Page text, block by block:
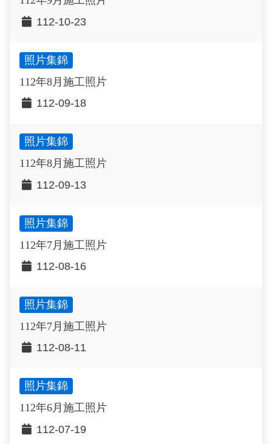
112-10-23
照片集錦
112年8月施工照片
112-09-18
照片集錦
112年8月施工照片
112-09-13
照片集錦
112年7月施工照片
112-08-16
照片集錦
112年7月施工照片
112-08-11
照片集錦
112年6月施工照片
112-07-19